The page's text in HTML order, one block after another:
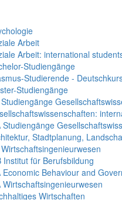
Arbeit
Arbeit: international
Studiengänge
Studierende -
Studiengänge
Studiengänge
Stadtplanung,
Institut für Berufsbildung
Economic Behaviour and
Wirtschaftsingenieurwesen
Wirtschaften